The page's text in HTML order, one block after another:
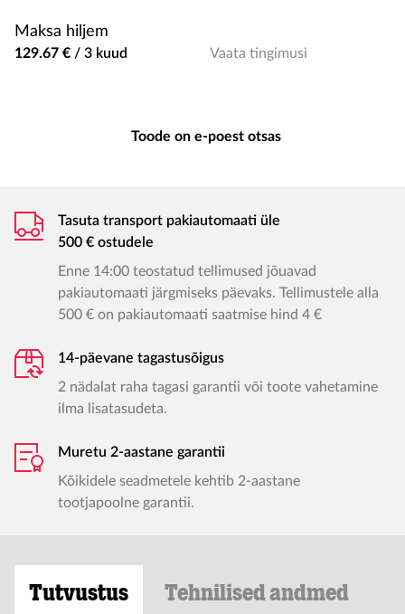
Maksa hiljem
129.67 € / 3 kuud Vaata tingimusi
Toode on e-poest otsas
Tasuta transport pakiautomaati üle
500 € ostudele
Enne 14:00 teostatud tellimused jõuavad
pakiautomaati järgmiseks päevaks. Tellimustele alla
500 € on pakiautomaati saatmise hind 4 €
14-päevane tagastusõigus
2 nädalat raha tagasi garantii või toote vahetamine
ilma lisatasudeta.
Muretu 2-aastane garantii
Kõikidele seadmetele kehtib 2-aastane
tootjapoolne garantii.
Tutvustus Tehnilised andmed